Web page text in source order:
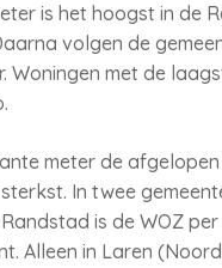
is het hoogst in de
volgen de
Woningen met de
meter de
In twee
is de WOZ
Alleen in Laren